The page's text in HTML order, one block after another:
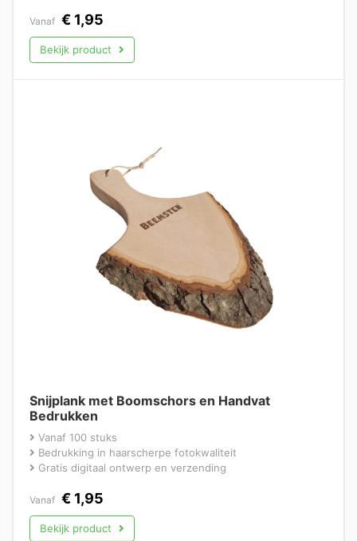
Vanaf € 1,95
Bekijk product
Snijplank met Boomschors en Handvat
Bedrukken
Vanaf 100 stuks
Bedrukking in haarscherpe fotokwaliteit
Gratis digitaal ontwerp en verzending
Vanaf € 1,95
Bekijk product